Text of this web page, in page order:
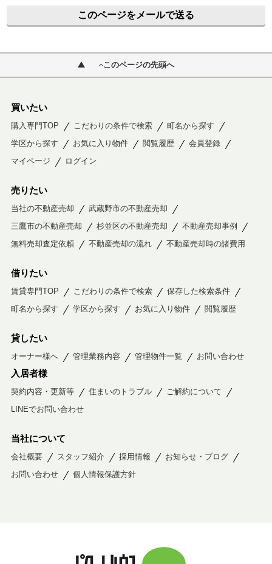
このページをメールで送る
このページの先頭へ
買いたい
購入専門TOP こだわりの条件で検索
町名から探す
学区から探す
お気に入り物件 閲覧履歴
会員登録
マイページ
ログイン
売りたい
当社の不動産売却
武蔵野市の不動産売却
三鷹市の不動産売却
杉並区の不動産売却
不動産売却事例
無料売却査定依頼
不動産売却の流れ 不動産売却時の諸費用
借りたい
賃貸専門TOP こだわりの条件で検索
保存した検索条件
町名から探す
学区から探す お気に入り物件 閲覧履歴
貸したい
オーナー様へ 管理業務内容 管理物件一覧 お問い合わせ
入居者様
契約内容・更新等 住まいのトラブル
ご解約について
LINEでお問い合わせ
当社について
会社概要 スタッフ紹介 採用情報
お知らせ・ブログ
お問い合わせ
個人情報保護方針